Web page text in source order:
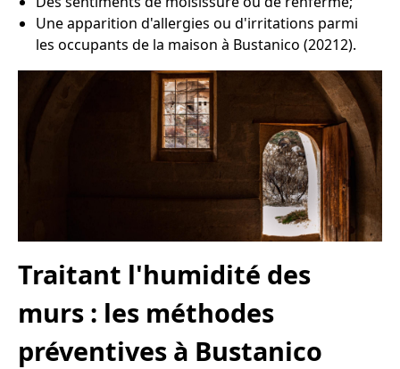
Une apparition d'allergies ou d'irritations parmi
les occupants de la maison à Bustanico (20212).
Traitant l'humidité des
murs : les méthodes
préventives à Bustanico